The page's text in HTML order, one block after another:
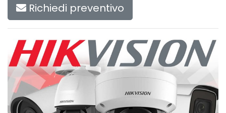
Richiedi preventivo